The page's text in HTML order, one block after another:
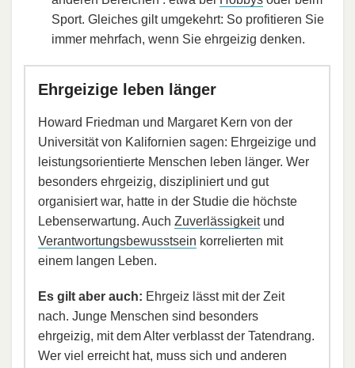
Sport. Gleiches gilt umgekehrt: So profitieren Sie
immer mehrfach, wenn Sie ehrgeizig denken.
Ehrgeizige leben länger
Howard Friedman und Margaret Kern von der
Universität von Kalifornien sagen: Ehrgeizige und
leistungsorientierte Menschen leben länger. Wer
besonders ehrgeizig, diszipliniert und gut
organisiert war, hatte in der Studie die höchste
Lebenserwartung. Auch Zuverlässigkeitund
Verantwortungsbewusstsein korrelierten mit
einem langen Leben.
Es gilt aber auch: Ehrgeiz lässt mit der Zeit
nach. Junge Menschen sind besonders
ehrgeizig, mit dem Alter verblasst der Tatendrang.
Wer viel erreicht hat, muss sich und anderen